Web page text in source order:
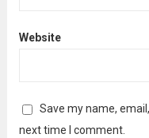
Website
Save my name,
next time I comment.